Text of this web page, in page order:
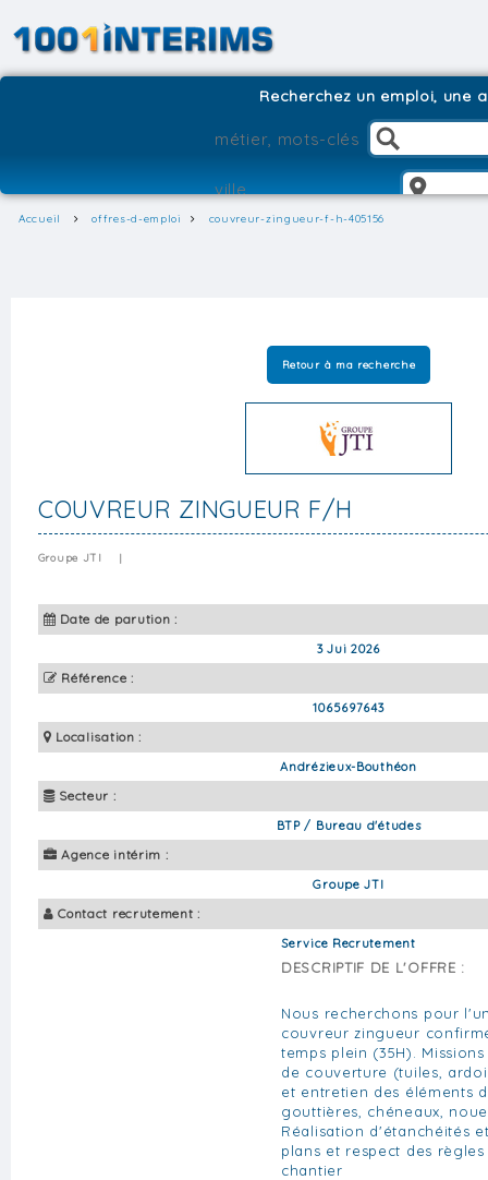
Recherchez un emploi, une
Accueil offres-d-emploi couvreur-zingueur-f-h-405156
Retour à ma recherche
COUVREUR ZINGUEUR F/H
Groupe JTI |
Date de parution :
3 Jui 2026
Référence :
1065697643
Localisation :
Andrézieux-Bouthéon
Secteur :
BTP / Bureau d'études
Agence intérim :
Groupe JTI
Contact recrutement :
Service Recrutement
DESCRIPTIF DE L'OFFRE :
Nous recherchons pour
couvreur zingueur
temps plein (35H).
de couverture (tuiles,
et entretien des éléments
gouttières, chéneaux,
Réalisation d'étanchéités
plans et respect des
chantier